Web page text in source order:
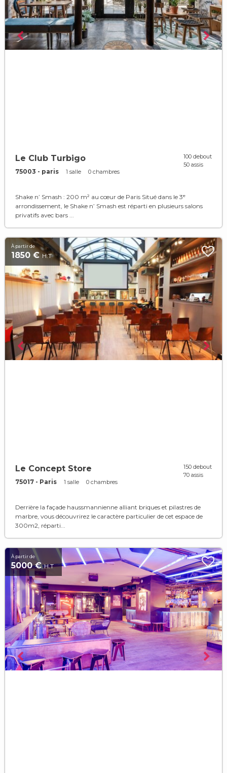
Le Club Turbigo
75003 - paris 1 salle 0 chambres
100 debout
50 assis
Shake n’ Smash : 200 m² au cœur de Paris Situé dans le 3ᵉ
arrondissement, le Shake n’ Smash est réparti en plusieurs salons
privatifs avec bars ...
À partir de
1850 €H.T
Le Concept Store
75017 - Paris 1 salle 0 chambres
150 debout
70 assis
Derrière la façade haussmannienne alliant briques et pilastres de
marbre, vous découvrirez le caractère particulier de cet espace de
300m2, réparti...
À partir de
5000 €H.T